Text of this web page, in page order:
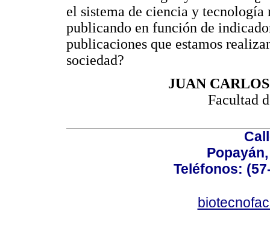
el sistema de ciencia y tecnología
publicando en función de
publicaciones que estamos
sociedad?
JUAN
Facultad
Teléfonos: